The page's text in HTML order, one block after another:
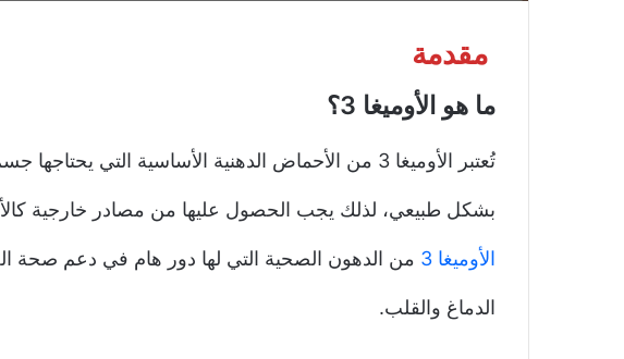
مقدمة
ما هو الأوميغا 3؟
تُعتبر الأوميغا 3 من الأحماض الدهنية الأساسية التي
بشكل طبيعي، لذلك يجب الحصول عليها من مصادر خارجية
الأوميغا 3 من الدهون الصحية التي لها دور هام في دعم
الدماغ والقلب.